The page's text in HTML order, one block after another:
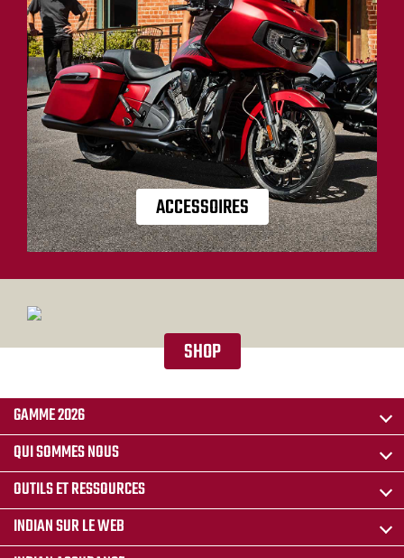
ACCESSOIRES
SHOP
GAMME 2026
QUI SOMMES NOUS
OUTILS ET RESSOURCES
INDIAN SUR LE WEB